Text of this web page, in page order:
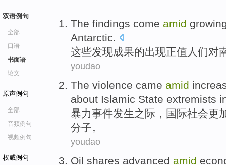
双语例句
全部
口语
书面语
论文
原声例句
全部
音频例句
视频例句
权威例句
The findings come amid
Antarctic.
这些发现成果的出现正值 人们对
youdao
The violence came amid
about Islamic State extremists
暴力事件发生之际 ， 国际社会更
分子。
youdao
Oil shares advanced amid